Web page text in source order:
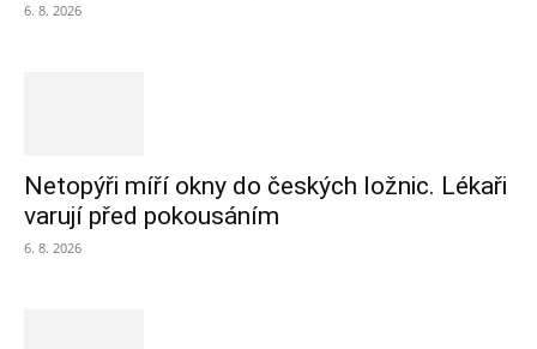
6. 8. 2026
Netopýři míří okny do českých ložnic. Lékaři
varují před pokousáním
6. 8. 2026